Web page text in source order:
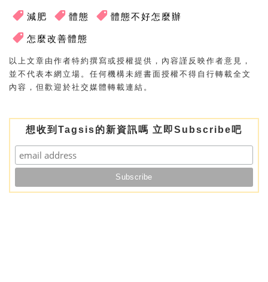
減肥 體態 體態不好怎麼辦
怎麼改善體態
以上文章由作者特約撰寫或授權提供，內容謹反映作者意見，
並不代表本網立場。任何機構未經書面授權不得自行轉載全文
內容，但歡迎於社交媒體轉載連結。
想收到Tagsis的新資訊嗎 立即Subscribe吧